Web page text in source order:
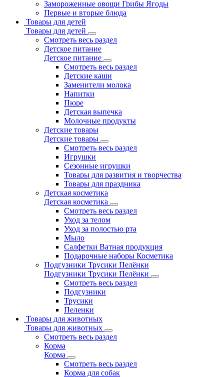
Замороженные овощи Грибы Ягоды
Первые и вторые блюда
Товары для детей
Товары для детей
Смотреть весь раздел
Детское питание
Детское питание
Смотреть весь раздел
Детские каши
Заменители молока
Напитки
Пюре
Детская выпечка
Молочные продукты
Детские товары
Детские товары
Смотреть весь раздел
Игрушки
Сезонные игрушки
Товары для развития и творчества
Товары для праздника
Детская косметика
Детская косметика
Смотреть весь раздел
Уход за телом
Уход за полостью рта
Мыло
Салфетки Ватная продукция
Подарочные наборы Косметика
Подгузники Трусики Пелёнки
Подгузники Трусики Пелёнки
Смотреть весь раздел
Подгузники
Трусики
Пеленки
Товары для животных
Товары для животных
Смотреть весь раздел
Корма
Корма
Смотреть весь раздел
Корма для собак